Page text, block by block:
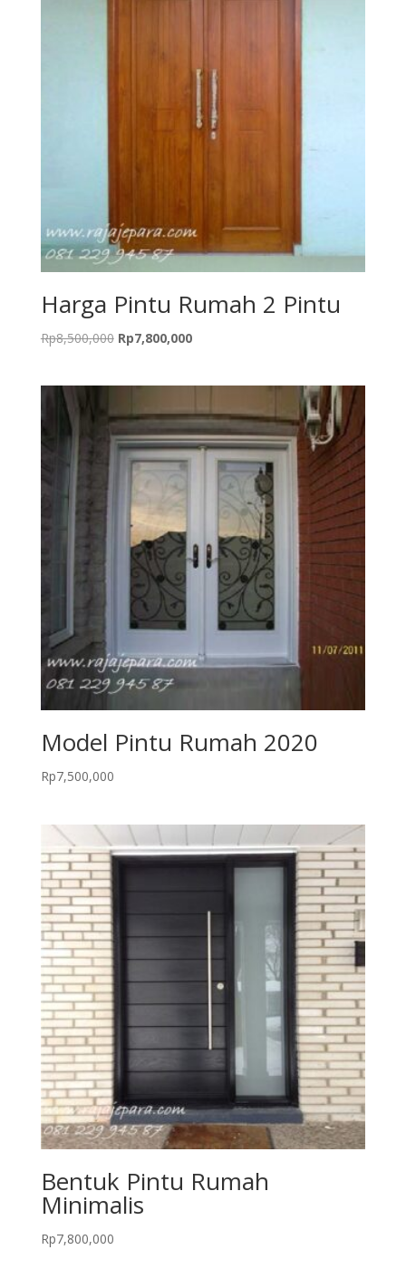
Harga Pintu Rumah 2 Pintu
Rp8,500,000 Original
Rp7,800,000Current
Model Pintu Rumah 2020
Rp7,500,000
Bentuk Pintu Rumah
Minimalis
Rp7,800,000